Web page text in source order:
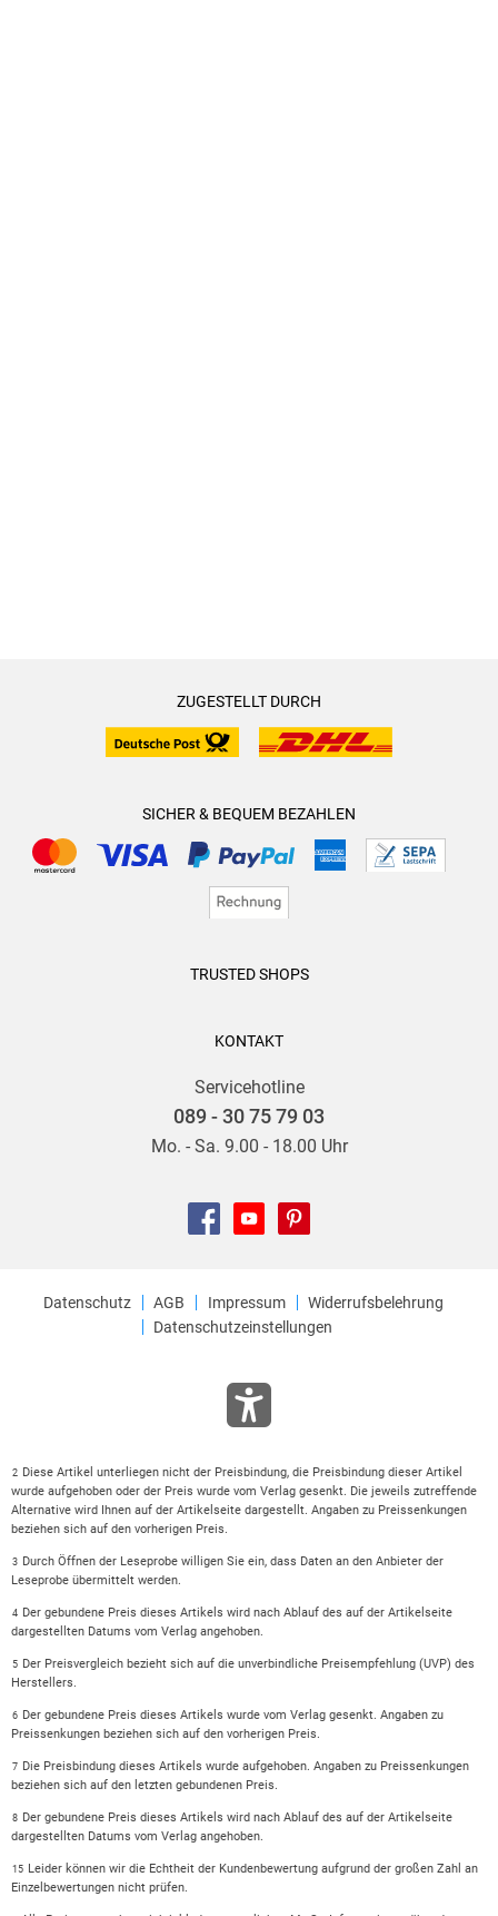
ZUGESTELLT DURCH
SICHER & BEQUEM BEZAHLEN
TRUSTED SHOPS
KONTAKT
Servicehotline
089 - 30 75 79 03
Mo. - Sa. 9.00 - 18.00 Uhr
Datenschutz AGB Impressum
Widerrufsbelehrung
Datenschutzeinstellungen
2 Diese Artikel unterliegen nicht der Preisbindung, die Preisbindung dieser Artikel
wurde aufgehoben oder der Preis wurde vom Verlag gesenkt. Die jeweils zutreffende
Alternative wird Ihnen auf der Artikelseite dargestellt. Angaben zu Preissenkungen
beziehen sich auf den vorherigen Preis.
3 Durch Öffnen der Leseprobe willigen Sie ein, dass Daten an den Anbieter der
Leseprobe übermittelt werden.
4 Der gebundene Preis dieses Artikels wird nach Ablauf des auf der Artikelseite
dargestellten Datums vom Verlag angehoben.
5 Der Preisvergleich bezieht sich auf die unverbindliche Preisempfehlung (UVP) des
Herstellers.
6 Der gebundene Preis dieses Artikels wurde vom Verlag gesenkt. Angaben zu
Preissenkungen beziehen sich auf den vorherigen Preis.
7 Die Preisbindung dieses Artikels wurde aufgehoben. Angaben zu Preissenkungen
beziehen sich auf den letzten gebundenen Preis.
8 Der gebundene Preis dieses Artikels wird nach Ablauf des auf der Artikelseite
dargestellten Datums vom Verlag angehoben.
15 Leider können wir die Echtheit der Kundenbewertung aufgrund der großen Zahl an
Einzelbewertungen nicht prüfen.